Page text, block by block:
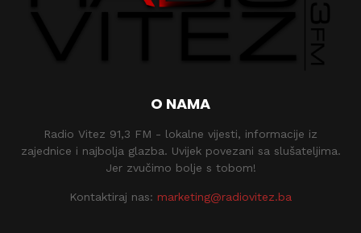
O NAMA
Radio Vitez 91,3 FM - lokalne vijesti, informacije iz
zajednice i najbolja glazba. Uvijek povezani sa slušateljima.
Jer zvučimo bolje s tobom!
Kontaktiraj nas: marketing@radiovitez.ba